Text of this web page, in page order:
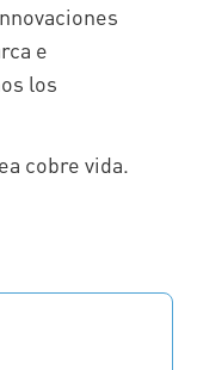
e
los
cobre vida.